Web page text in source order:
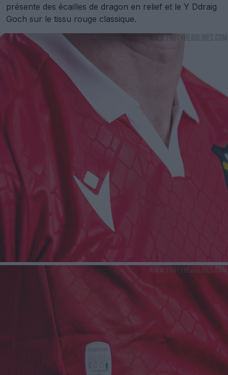
présente des écailles de dragon en relief et le Y Ddraig
Goch sur le tissu rouge classique.